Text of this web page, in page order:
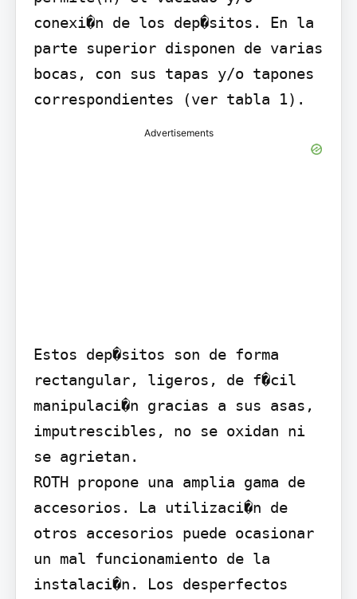
conexi�n de los dep�sitos. En la
parte superior disponen de varias
bocas, con sus tapas y/o tapones
correspondientes (ver tabla 1).
Advertisements
Estos dep�sitos son de forma
rectangular, ligeros, de f�cil
manipulaci�n gracias a sus asas,
imputrescibles, no se oxidan ni
se agrietan.
ROTH propone una amplia gama de
accesorios. La utilizaci�n de
otros accesorios puede ocasionar
un mal funcionamiento de la
instalaci�n. Los desperfectos